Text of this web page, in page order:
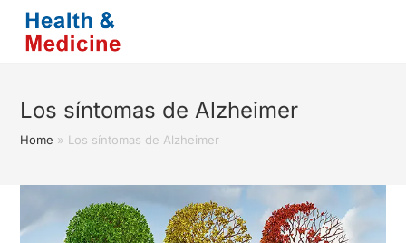
Saltar
contenido
Los síntomas de Alzheimer
Home » Los síntomas de Alzheimer